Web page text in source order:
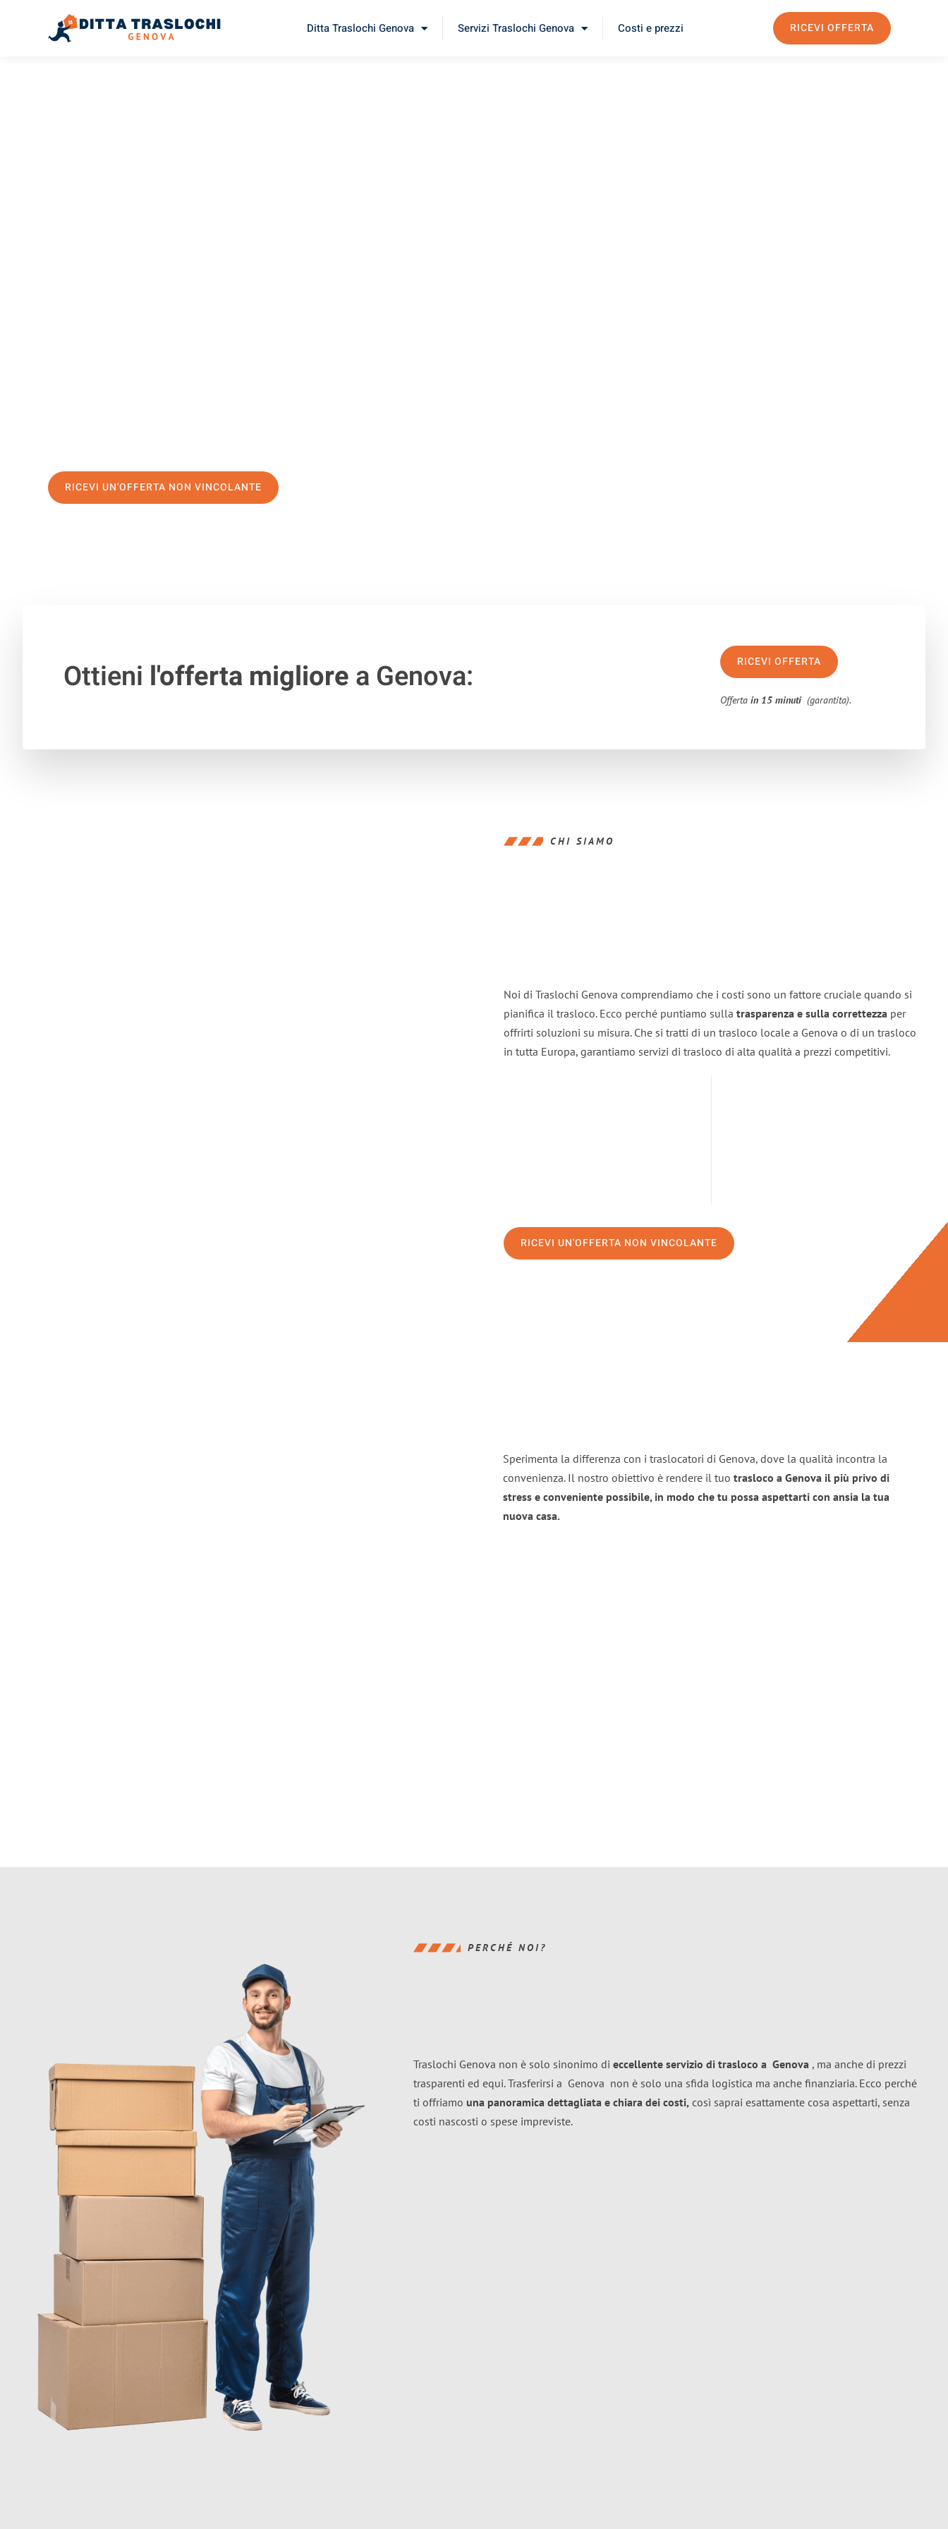
Ditta Traslochi Genova Servizi Traslochi Genova Costi e prezzi RICEVI OFFERTA
RICEVI UN'OFFERTA NON VINCOLANTE
Ottieni l'offerta migliorea Genova: RICEVI OFFERTA
Offertain 15 minuti (garantita).
CHI SIAMO
Noi di Traslochi Genova comprendiamo che i costi sono un fattore cruciale quando si
pianifica il trasloco. Ecco perché puntiamo sulla trasparenza e sulla correttezza per
offrirti soluzioni su misura. Che si tratti di un trasloco locale a Genova o di un trasloco
in tutta Europa, garantiamo servizi di trasloco di alta qualità a prezzi competitivi.
RICEVI UN'OFFERTA NON VINCOLANTE
Sperimenta la differenza con i traslocatori di Genova, dove la qualità incontra la
convenienza. Il nostro obiettivo è rendere il tuo trasloco a Genova il più privo di
stress e conveniente possibile, in modo che tu possa aspettarti con ansia la tua
nuova casa.
PERCHÉ NOI?
Traslochi Genova non è solo sinonimo di eccellente servizio di trasloco a Genova , ma anche di prezzi
trasparenti ed equi. Trasferirsi a Genova non è solo una sfida logistica ma anche finanziaria. Ecco perché
ti offriamo una panoramica dettagliata e chiara dei costi, così saprai esattamente cosa aspettarti, senza
costi nascosti o spese impreviste.